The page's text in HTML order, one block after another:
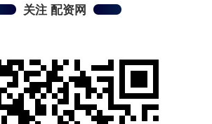
关注 配资网